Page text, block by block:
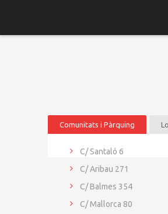
Comunitats i Pàrquing
C/ Santaló 6
C/ Aribau 271
C/ Balmes 354
C/ Mallorca 80